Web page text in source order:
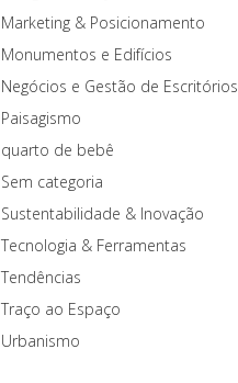
Marketing & Posicionamento
Monumentos e Edifícios
Negócios e Gestão de Escritórios
Paisagismo
quarto de bebê
Sem categoria
Sustentabilidade & Inovação
Tecnologia & Ferramentas
Tendências
Traço ao Espaço
Urbanismo